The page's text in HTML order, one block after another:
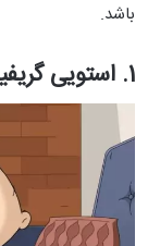
باشد.
1. استویی گریفین